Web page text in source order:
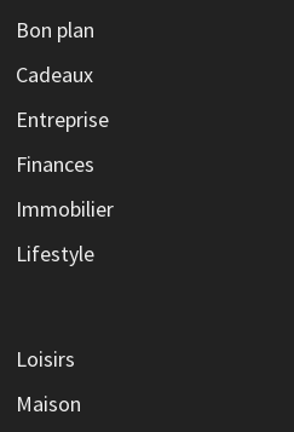
Bon plan
Cadeaux
Entreprise
Finances
Immobilier
Lifestyle
Loisirs
Maison